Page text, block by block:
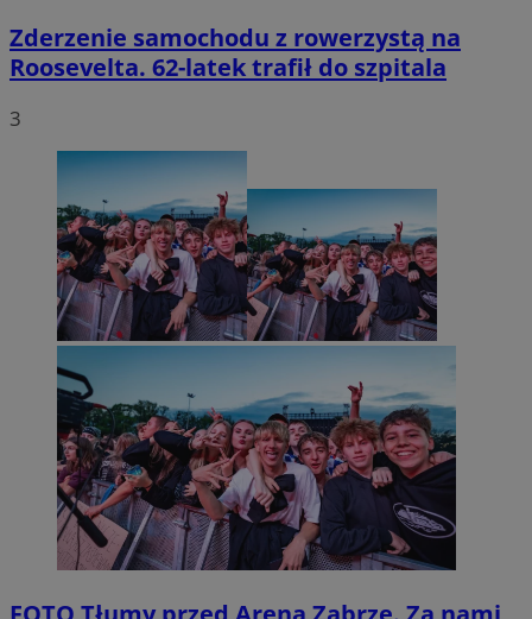
Zderzenie samochodu z rowerzystą na
Roosevelta. 62-latek trafił do szpitala
3